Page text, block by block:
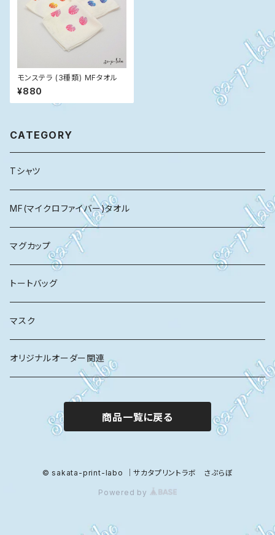
モンステラ (3種類) MFタオル
¥880
CATEGORY
Tシャツ
MF(マイクロファイバー)タオル
マグカップ
トートバッグ
マスク
オリジナルオーダー関連
商品一覧に戻る
© sakata-print-labo ｜サカタプリントラボ さぷらぼ
Powered by